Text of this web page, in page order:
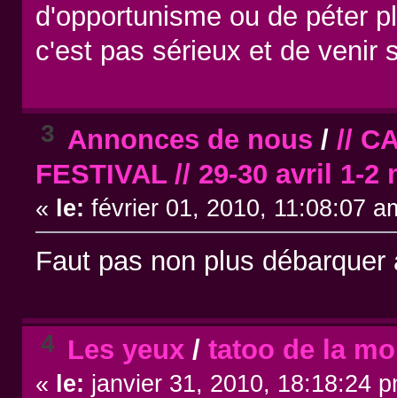
d'opportunisme ou de péter
c'est pas sérieux et de venir
3 Annonces de nous / //
FESTIVAL // 29-30 avril 1-2
« le: février 01, 2010, 11:08:07
Faut pas non plus
4 Les yeux/ tatoo de la
« le: janvier 31, 2010, 18:18:24